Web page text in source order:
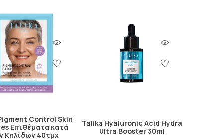
Control Skin
Επιθέματα κατά
Κηλίδων 40τμχ
Talika Hyaluronic Acid Hydra
Ultra Booster 30ml